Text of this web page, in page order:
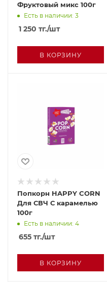
Фруктовый микс 100г
Есть в наличии: 3
1 250 тг./шт
В КОРЗИНУ
Попкорн HAPPY CORN
Для СВЧ С карамелью
100г
Есть в наличии: 4
655 тг./шт
В КОРЗИНУ